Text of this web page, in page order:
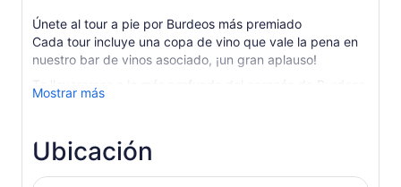
Únete al tour a pie por Burdeos más premiado
Cada tour incluye una copa de vino que vale la pena en
nuestro bar de vinos asociado, ¡un gran aplauso!
Te llevaremos a lo más profundo del corazón de Burdeos,
descubriendo toda la historia de la ciudad a través de
Tanto si es tu primera vez aquí como si lo has visitado
antes, te vamos a configurar para pasar un momento
épico en Burdeos.
Mostrar más
Ubicación